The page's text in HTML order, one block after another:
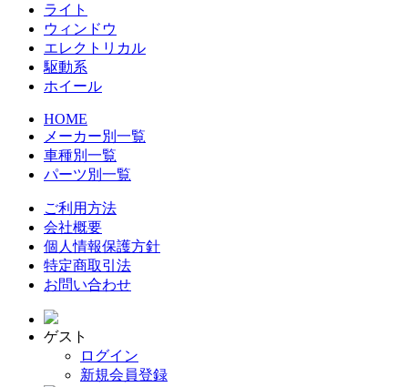
ライト
ウィンドウ
エレクトリカル
駆動系
ホイール
HOME
メーカー別一覧
車種別一覧
パーツ別一覧
ご利用方法
会社概要
個人情報保護方針
特定商取引法
お問い合わせ
ゲスト
ログイン
新規会員登録